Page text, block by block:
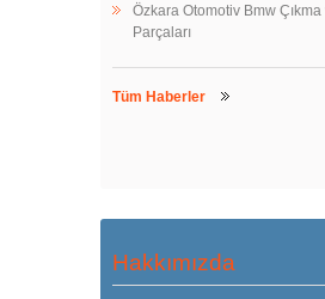
Özkara Otomotiv Bmw
Parçaları
Tüm Haberler
Hakkımızda